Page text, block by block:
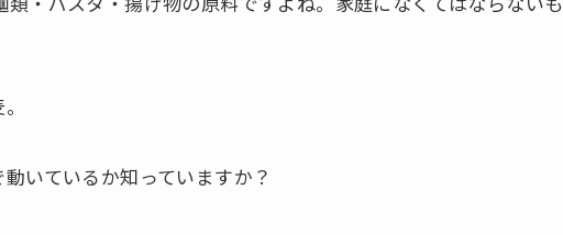
いているか知っていますか？